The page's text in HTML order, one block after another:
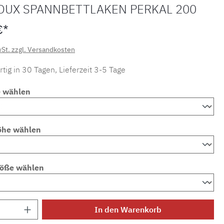
SPANNBETTLAKEN PERKAL 200
zzgl. Versandkosten
in 30 Tagen, Lieferzeit 3-5 Tage
wählen
wählen
wählen
Anzahl: Gib den gewünschten Wert ein
In den Warenkorb